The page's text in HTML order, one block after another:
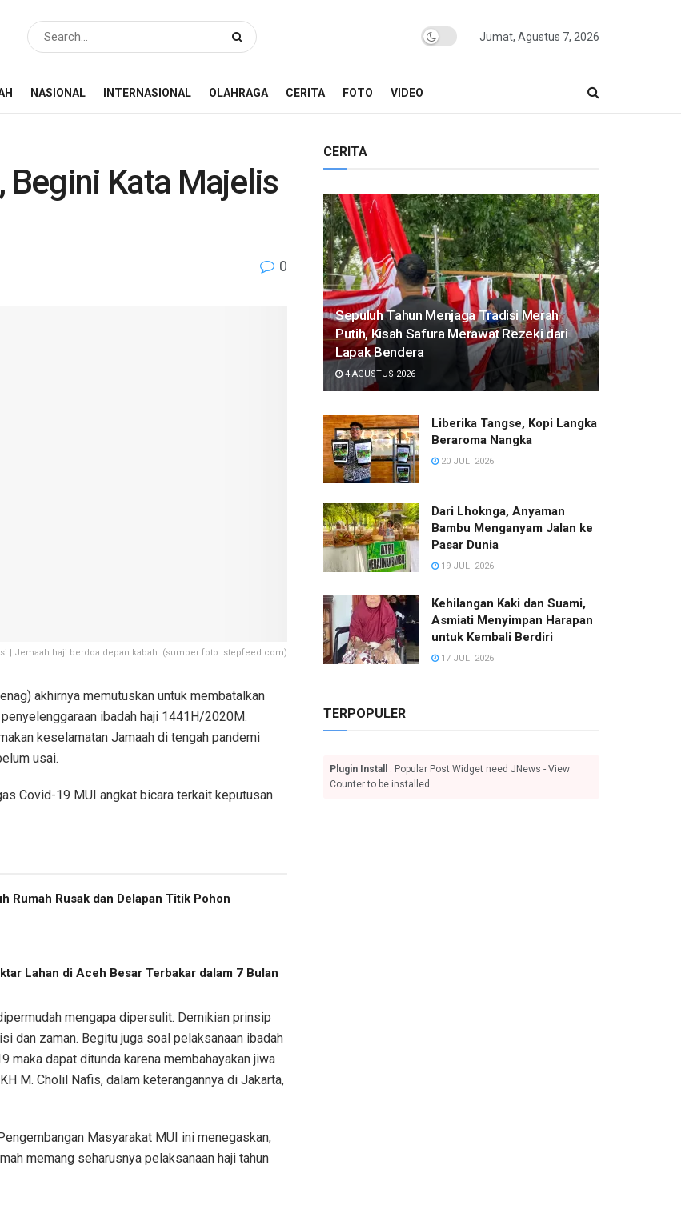
Jumat, Agustus 7, 2026
NASIONAL INTERNASIONAL OLAHRAGA CERITA FOTO VIDEO
Begini Kata Majelis
0
| Jemaah haji berdoa depan kabah. (sumber foto: stepfeed.com)
akhirnya memutuskan untuk membatalkan
ibadah haji 1441H/2020M.
keselamatan Jamaah di tengah pandemi
usai.
Covid-19 MUI angkat bicara terkait keputusan
Rumah Rusak dan Delapan Titik Pohon
Lahan di Aceh Besar Terbakar dalam 7 Bulan
mengapa dipersulit. Demikian prinsip
dan zaman. Begitu juga soal pelaksanaan ibadah
maka dapat ditunda karena membahayakan jiwa
M. Cholil Nafis, dalam keterangannya di Jakarta,
Masyarakat MUI ini menegaskan,
memang seharusnya pelaksanaan haji tahun
CERITA
Sepuluh Tahun Menjaga Tradisi Merah
Putih, Kisah Safura Merawat Rezeki dari
Lapak Bendera
4 AGUSTUS 2026
Liberika Tangse, Kopi Langka
Beraroma Nangka
20 JULI 2026
Dari Lhoknga, Anyaman
Bambu Menganyam Jalan ke
Pasar Dunia
19 JULI 2026
Kehilangan Kaki dan Suami,
Asmiati Menyimpan Harapan
untuk Kembali Berdiri
17 JULI 2026
TERPOPULER
Plugin Install
: Popular Post Widget need JNews - View
Counter to be installed